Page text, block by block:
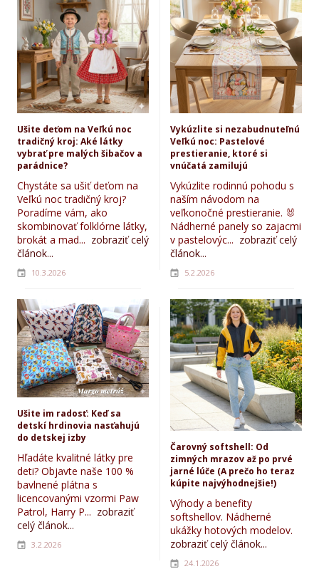
Ušite deťom na Veľkú noc
tradičný kroj: Aké látky
vybrať pre malých šibačov a
parádnice?
Chystáte sa ušiť deťom na
Veľkú noc tradičný kroj?
Poradíme vám, ako
skombinovať folklórne látky,
brokát a mad... zobraziť celý
článok...
10.3.2026
Vykúzlite si nezabudnuteľnú
Veľkú noc: Pastelové
prestieranie, ktoré si
vnúčatá zamilujú
Vykúzlite rodinnú pohodu s
naším návodom na
veľkonočné prestieranie. 🐰
Nádherné panely so zajacmi
v pastelovýc... zobraziť celý
článok...
5.2.2026
Ušite im radosť: Keď sa
detskí hrdinovia nasťahujú
do detskej izby
Hľadáte kvalitné látky pre
deti? Objavte naše 100 %
bavlnené plátna s
licencovanými vzormi Paw
Patrol, Harry P... zobraziť
celý článok...
3.2.2026
Čarovný softshell: Od
zimných mrazov až po prvé
jarné lúče (A prečo ho teraz
kúpite najvýhodnejšie!)
Výhody a benefity
softshellov. Nádherné
ukážky hotových modelov.
zobraziť celý článok...
24.1.2026